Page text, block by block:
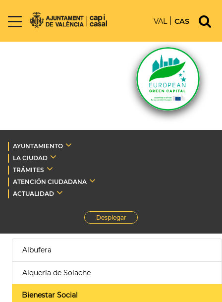
VAL CAS
AYUNTAMIENTO
LA CIUDAD
TRÁMITES
ATENCIÓN CIUDADANA
ACTUALIDAD
Desplegar
Albufera
Alquería de Solache
Bienestar Social